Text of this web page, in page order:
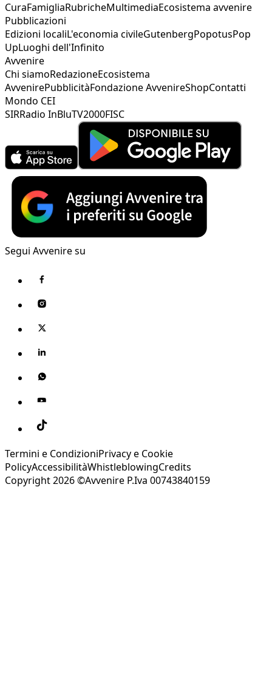
CuraFamigliaRubricheMultimediaEcosistema avvenire
Pubblicazioni
Edizioni localiL'economia civileGutenbergPopotusPop
UpLuoghi dell'Infinito
Avvenire
Chi siamoRedazioneEcosistema
AvvenirePubblicitàFondazione AvvenireShopContatti
Mondo CEI
SIRRadio InBluTV2000FISC
Segui Avvenire su
Termini e CondizioniPrivacy e Cookie
PolicyAccessibilitàWhistleblowingCredits
Copyright 2026 ©Avvenire P.Iva 00743840159